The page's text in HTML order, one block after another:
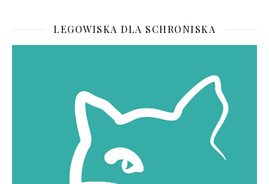
LEGOWISKA DLA SCHRONISKA